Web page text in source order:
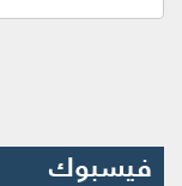
فيسبوك